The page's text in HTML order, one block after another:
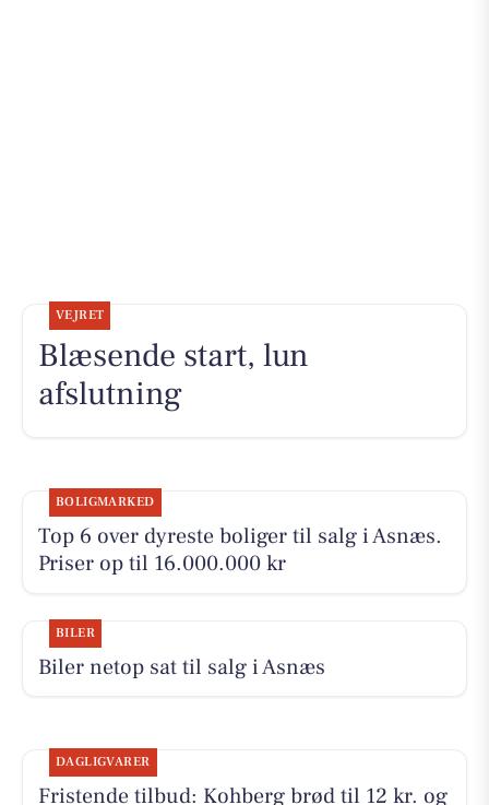
VEJRET
Blæsende start, lun
afslutning
BOLIGMARKED
Top 6 over dyreste boliger til salg i Asnæs.
Priser op til 16.000.000 kr
BILER
Biler netop sat til salg i Asnæs
DAGLIGVARER
Fristende tilbud: Kohberg brød til 12 kr. og